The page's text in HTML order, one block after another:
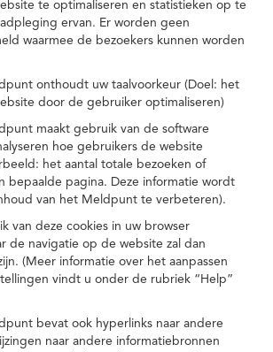
te optimaliseren en statistieken op te
ervan. Er worden geen
waarmee de bezoekers kunnen worden
onthoudt uw taalvoorkeur (Doel: het
door de gebruiker optimaliseren)
maakt gebruik van de software
hoe gebruikers de website
het aantal totale bezoeken of
bepaalde pagina. Deze informatie wordt
van het Meldpunt te verbeteren).
van deze cookies in uw browser
de navigatie op de website zal dan
(Meer informatie over het aanpassen
vindt u onder de rubriek “Help”
bevat ook hyperlinks naar andere
naar andere informatiebronnen